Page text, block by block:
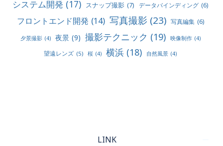
システム開発 (17) スナップ撮影 (7) データバインディング (6)
フロントエンド開発 (14) 写真撮影 (23) 写真編集 (6)
夕景撮影 (4) 夜景 (9) 撮影テクニック (19) 映像制作 (4)
望遠レンズ (5) 桜 (4) 横浜 (18) 自然風景 (4)
LINK